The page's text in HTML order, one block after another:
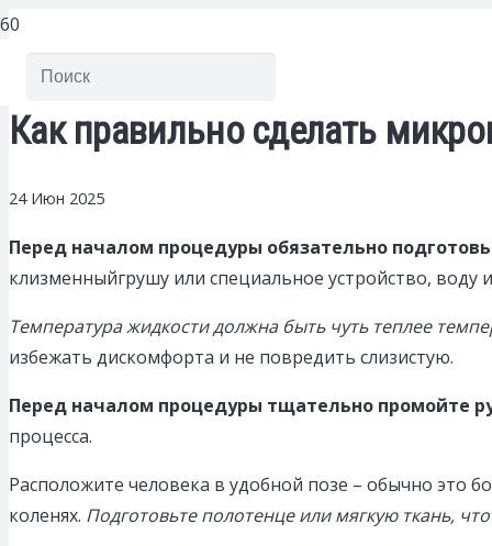
Как правильно сделать
24 Июн 2025
Перед началом процедуры обязательно
клизменныйгрушу или специальное устройство,
Температура жидкости должна быть чуть теплее
избежать дискомфорта и не повредить слизистую.
Перед началом процедуры тщательно промойте
процесса.
Расположите человека в удобной позе – обычно это
коленях. Подготовьте полотенце или мягкую ткань,